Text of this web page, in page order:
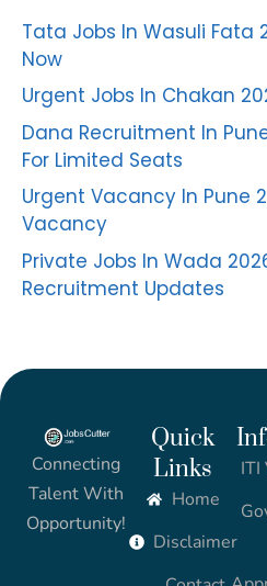
Tata Jobs In Wasuli Fata
Now
Urgent Jobs In Chakan
Dana Recruitment In
For Limited Seats
Urgent Vacancy In Pune
Vacancy
Private Jobs In Wada
Recruitment Updates
Connecting
Talent With
Opportunity!
Quick
Links
Home
Disclaimer
ITI